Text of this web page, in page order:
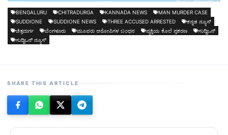
BENGALURU CHITRADURGA KANNADA NEWS
MAN MURDER CASE
SUDDIONE
SUDDIONE NEWS THREE ACCUSED ARRESTED
ಕನ್ನಡ ನ್ಯೂಸ್
ಚಿತ್ರದುರ್ಗ
ಬೆಂಗಳೂರು ಮೂವರು ಆರೋಪಿಗಳ ಬಂಧನ ವ್ಯಕ್ತಿಯ ಕೊಲೆ ಪ್ರಕರಣ
ಸುದ್ದಿಒನ್
ಸುದ್ದಿಒನ್ ನ್ಯೂಸ್
SHARE THIS ARTICLE